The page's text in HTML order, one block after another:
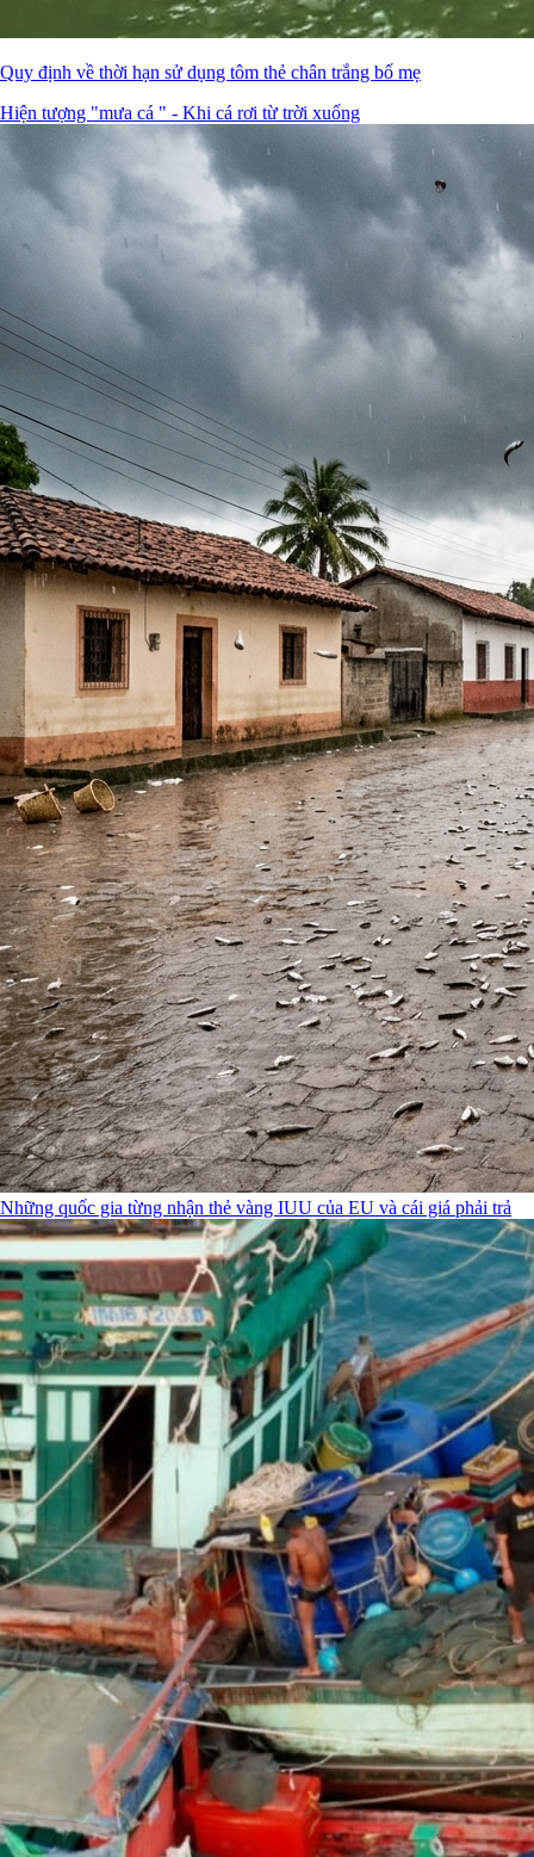
Quy định về thời hạn sử dụng tôm thẻ chân trắng bố mẹ
Hiện tượng "mưa cá " - Khi cá rơi từ trời xuống
Những quốc gia từng nhận thẻ vàng IUU của EU và cái giá phải trả